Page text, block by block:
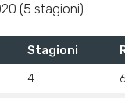
(5 stagioni)
Stagioni
4
6